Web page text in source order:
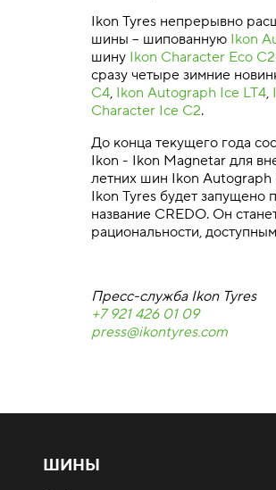
Ikon Tyres непрерывно
шины – шипованную Ikon
шину Ikon Character Eco C2
сразу четыре зимние
C4, Ikon Autograph Ice LT4,
Character Ice C2.
До конца текущего года
Ikon - Ikon Magnetar для
летних шин Ikon Autograph
Ikon Tyres будет запущено
название CREDO. Он
рациональности,
Пресс-служба Ikon Tyres
+7 921 426 01 09
press@ikontyres.com
ШИНЫ